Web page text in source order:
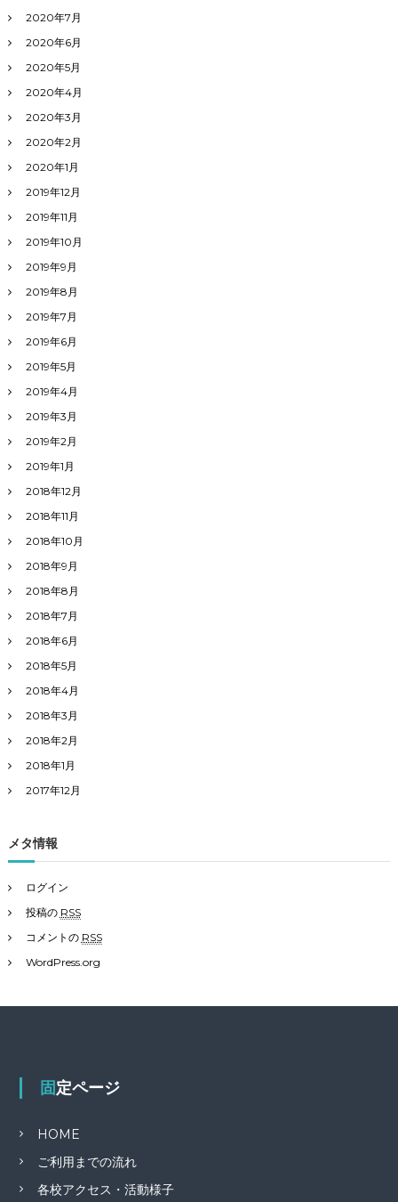
2020年7月
2020年6月
2020年5月
2020年4月
2020年3月
2020年2月
2020年1月
2019年12月
2019年11月
2019年10月
2019年9月
2019年8月
2019年7月
2019年6月
2019年5月
2019年4月
2019年3月
2019年2月
2019年1月
2018年12月
2018年11月
2018年10月
2018年9月
2018年8月
2018年7月
2018年6月
2018年5月
2018年4月
2018年3月
2018年2月
2018年1月
2017年12月
メタ情報
ログイン
投稿の RSS
コメントの RSS
WordPress.org
固定ページ
HOME
ご利用までの流れ
各校アクセス・活動様子